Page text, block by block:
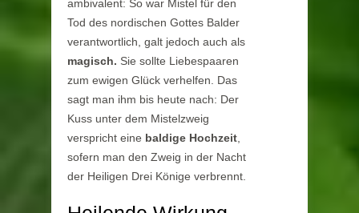
ambivalent: So war Mistel für den
Tod des nordischen Gottes Balder
verantwortlich, galt jedoch auch als
magisch. Sie sollte Liebespaaren
zum ewigen Glück verhelfen. Das
sagt man ihm bis heute nach: Der
Kuss unter dem Mistelzweig
verspricht eine baldige Hochzeit
sofern man den Zweig in der Nacht
der Heiligen Drei Könige verbrennt.